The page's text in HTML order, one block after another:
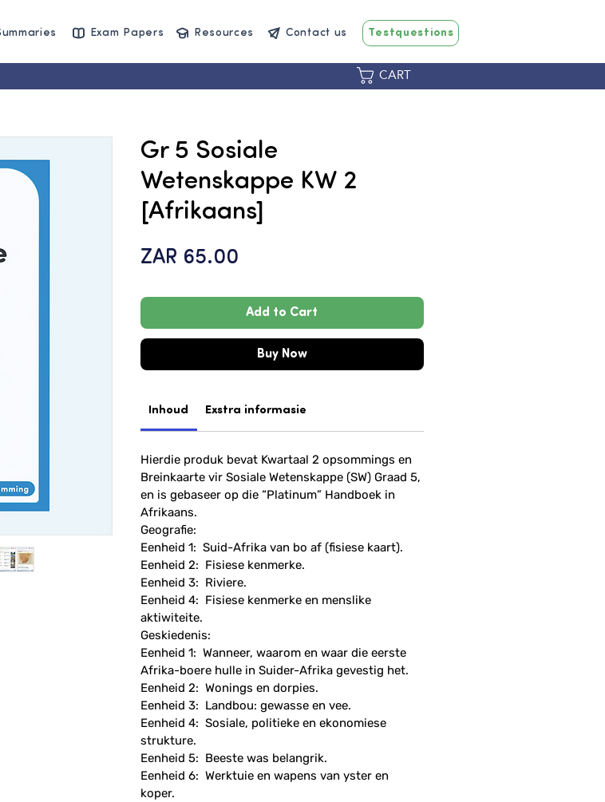
Exam Papers Resources Contact us Testquestions
CART
Gr 5 Sosiale
Wetenskappe KW 2
[Afrikaans]
ZAR 65.00Price
Add to Cart
Buy Now
Inhoud Exstra informasie
Hierdie produk bevat Kwartaal 2 opsommings en
Breinkaarte vir Sosiale Wetenskappe (SW) Graad 5,
en is gebaseer op die “Platinum” Handboek in
Afrikaans.
Geografie:
Eenheid 1: Suid-Afrika van bo af (fisiese kaart).
Eenheid 2: Fisiese kenmerke.
Eenheid 3: Riviere.
Eenheid 4: Fisiese kenmerke en menslike
aktiwiteite.
Geskiedenis:
Eenheid 1: Wanneer, waarom en waar die eerste
Afrika-boere hulle in Suider-Afrika gevestig het.
Eenheid 2: Wonings en dorpies.
Eenheid 3: Landbou: gewasse en vee.
Eenheid 4: Sosiale, politieke en ekonomiese
strukture.
Eenheid 5: Beeste was belangrik.
Eenheid 6: Werktuie en wapens van yster en
koper.